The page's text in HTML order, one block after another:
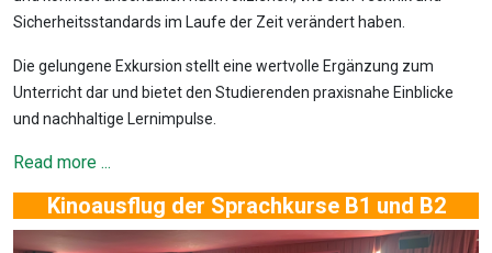
Sicherheitsstandards im Laufe der Zeit verändert haben.
Die gelungene Exkursion stellt eine wertvolle Ergänzung zum
Unterricht dar und bietet den Studierenden praxisnahe Einblicke
und nachhaltige Lernimpulse.
Read more ...
Kinoausflug der Sprachkurse B1 und B2